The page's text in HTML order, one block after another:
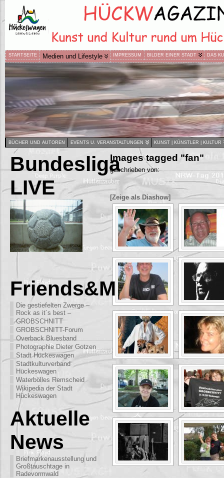
STARTSEITE Medien und Lifestyle IMPRESSUM BILDER EINER STADT DAS
BÜCHER UND AUTOREN EVENTS U. VERANSTALTUNGEN KUNST | KÜNSTLER | KULTUR
Bundesliga
LIVE
Friends&More
Die gestiefelten Zwerge –
Rock as it´s best –
GROBSCHNITT
GROBSCHNITT-Forum
Overback Bluesband
Photographie Dieter Gotzen
Stadt Hückeswagen
Stadtkulturverband
Hückeswagen
Waterbölles Remscheid
Wikipedia der Stadt
Hückeswagen
Aktuelle
News
Briefmarkenausstellung und
Großtauschtage in
Radevormwald
Images tagged "fan"
geschrieben von:
[Zeige als Diashow]